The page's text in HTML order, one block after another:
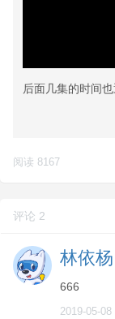
后面几集的时间
阅读 8167
评论 2
林依杨
666
2019-05-08